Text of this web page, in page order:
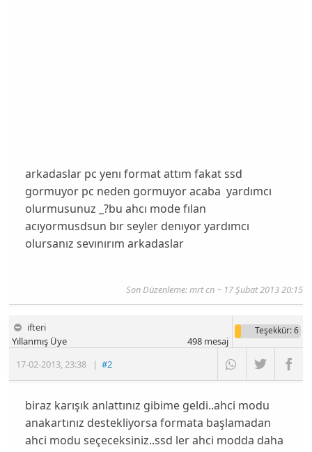
arkadaslar pc yenı format attım fakat ssd
gormuyor pc neden gormuyor acaba yardımcı
olurmusunuz _?bu ahcı mode fılan
acıyormusdsun bır seyler denıyor yardımcı
olursanız sevınırım arkadaslar
Son Düzenleme:mrt cn~ 17 Şubat 2013 20:15
ifteri
17-02-2013,23:38 |#2
Yıllanmış Üye
Teşekkür: 6
498mesaj
biraz karışık anlattınız gibime geldi..ahci modu
anakartınız destekliyorsa formata başlamadan
ahci modu seçeceksiniz..ssd ler ahci modda daha